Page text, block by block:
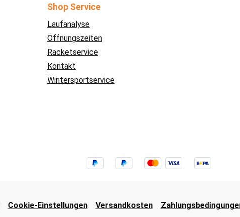
Shop Service
Laufanalyse
Öffnungszeiten
Racketservice
Kontakt
Wintersportservice
Cookie-Einstellungen Versandkosten